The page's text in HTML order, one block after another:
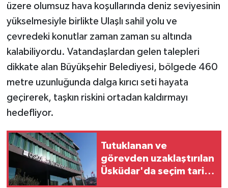
üzere olumsuz hava koşullarında deniz seviyesinin
yükselmesiyle birlikte Ulaşlı sahil yolu ve
çevredeki konutlar zaman zaman su altında
kalabiliyordu. Vatandaşlardan gelen talepleri
dikkate alan Büyükşehir Belediyesi, bölgede 460
metre uzunluğunda dalga kırıcı seti hayata
geçirerek, taşkın riskini ortadan kaldırmayı
hedefliyor.
Tutuklanan ve
görevden uzaklaştırılan
Üsküdar'da seçim tarihi